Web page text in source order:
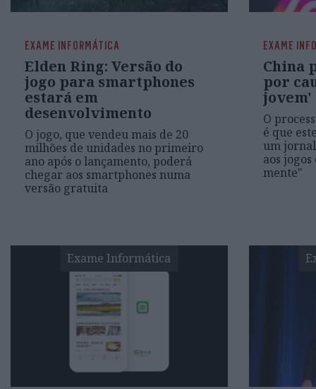
EXAME INFORMÁTICA
Elden Ring: Versão do
jogo para smartphones
estará em
desenvolvimento
O jogo, que vendeu mais de 20
milhões de unidades no primeiro
ano após o lançamento, poderá
chegar aos smartphones numa
versão gratuita
EXAME
China
por
jovem'
O
é que
um
aos
mente"
Exame Informática